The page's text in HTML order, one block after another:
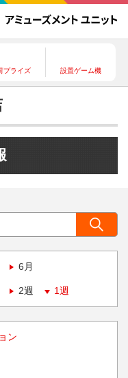
プライズ 設置ゲーム機
6月
2週 1週
ン